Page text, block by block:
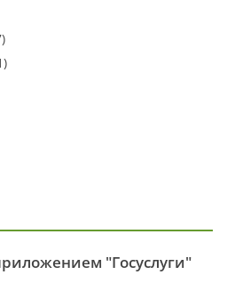
"Госуслуги"